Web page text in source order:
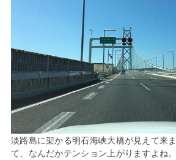
淡路島に架かる明石海峡大橋が見えて来
て、なんだかテンション上がりますよね。